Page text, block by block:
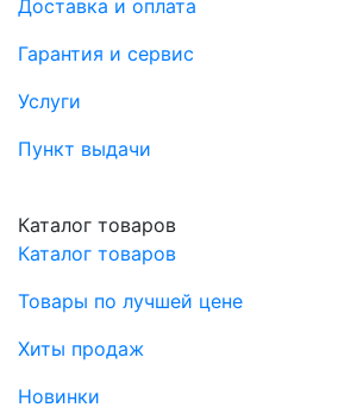
Доставка и оплата
Гарантия и сервис
Услуги
Пункт выдачи
Каталог товаров
Каталог товаров
Товары по лучшей цене
Хиты продаж
Новинки